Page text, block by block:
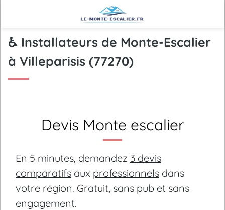
♿ Installateurs de Monte-Escalier
à Villeparisis (77270)
Devis Monte escalier
En 5 minutes, demandez 3 devis
comparatifs aux professionnels dans
votre région. Gratuit, sans pub et sans
engagement.